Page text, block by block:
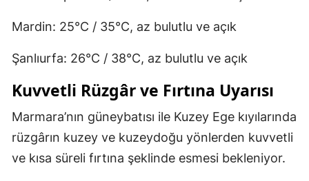
Mardin: 25°C / 35°C, az bulutlu ve açık
Şanlıurfa: 26°C / 38°C, az bulutlu ve açık
Kuvvetli Rüzgâr ve Fırtına Uyarısı
Marmara’nın güneybatısı ile Kuzey Ege kıyılarında
rüzgârın kuzey ve kuzeydoğu yönlerden kuvvetli
ve kısa süreli fırtına şeklinde esmesi bekleniyor.